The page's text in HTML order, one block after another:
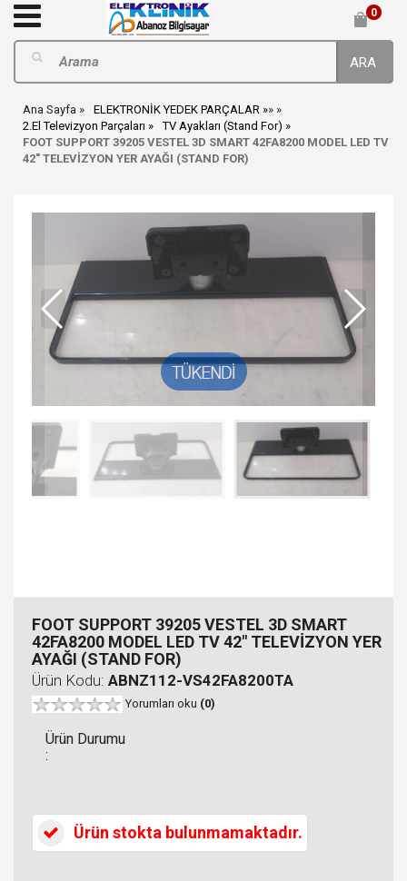
0
ARA
Ana Sayfa ELEKTRONİK YEDEK PARÇALAR
»
2.El Televizyon Parçaları
»
TV Ayakları (Stand For)
FOOT SUPPORT 39205 VESTEL 3D SMART 42FA8200 MODEL LED TV
42" TELEVİZYON YER AYAĞI (STAND FOR)
FOOT SUPPORT 39205 VESTEL 3D SMART
42FA8200 MODEL LED TV 42" TELEVİZYON YER
AYAĞI (STAND FOR)
Ürün Kodu: ABNZ112-VS42FA8200TA
Yorumları oku (0)
Ürün Durumu
:
Ürün stokta bulunmamaktadır.